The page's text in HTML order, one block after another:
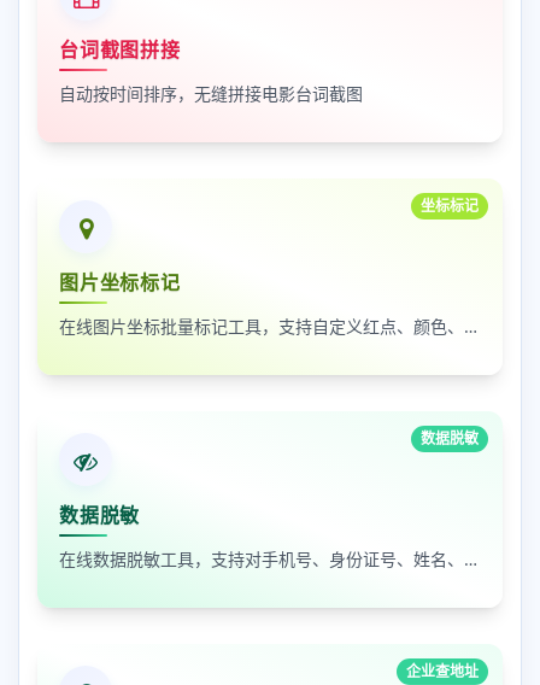
台词截图拼接
自动按时间排序，无缝拼接电影台词截图
坐标标记
图片坐标标记
在线图片坐标批量标记工具，支持自定义红点、颜色、大小及序号
数据脱敏
数据脱敏
在线数据脱敏工具，支持对手机号、身份证号、姓名、邮箱等敏感数据进行批量脱敏处理，保护隐私安全
企业查地址